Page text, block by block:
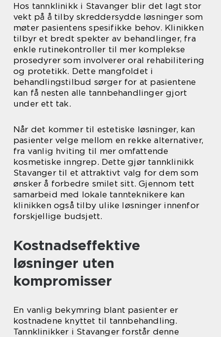
Hos tannklinikk i Stavanger blir det lagt stor
vekt på å tilby skreddersydde løsninger som
møter pasientens spesifikke behov. Klinikken
tilbyr et bredt spekter av behandlinger, fra
enkle rutinekontroller til mer komplekse
prosedyrer som involverer oral rehabilitering
og protetikk. Dette mangfoldet i
behandlingstilbud sørger for at pasientene
kan få nesten alle tannbehandlinger gjort
under ett tak.
Når det kommer til estetiske løsninger, kan
pasienter velge mellom en rekke alternativer,
fra vanlig hviting til mer omfattende
kosmetiske inngrep. Dette gjør tannklinikk
Stavanger til et attraktivt valg for dem som
ønsker å forbedre smilet sitt. Gjennom tett
samarbeid med lokale tannteknikere kan
klinikken også tilby ulike løsninger innenfor
forskjellige budsjett.
Kostnadseffektive
løsninger uten
kompromisser
En vanlig bekymring blant pasienter er
kostnadene knyttet til tannbehandling.
Tannklinikker i Stavanger forstår denne